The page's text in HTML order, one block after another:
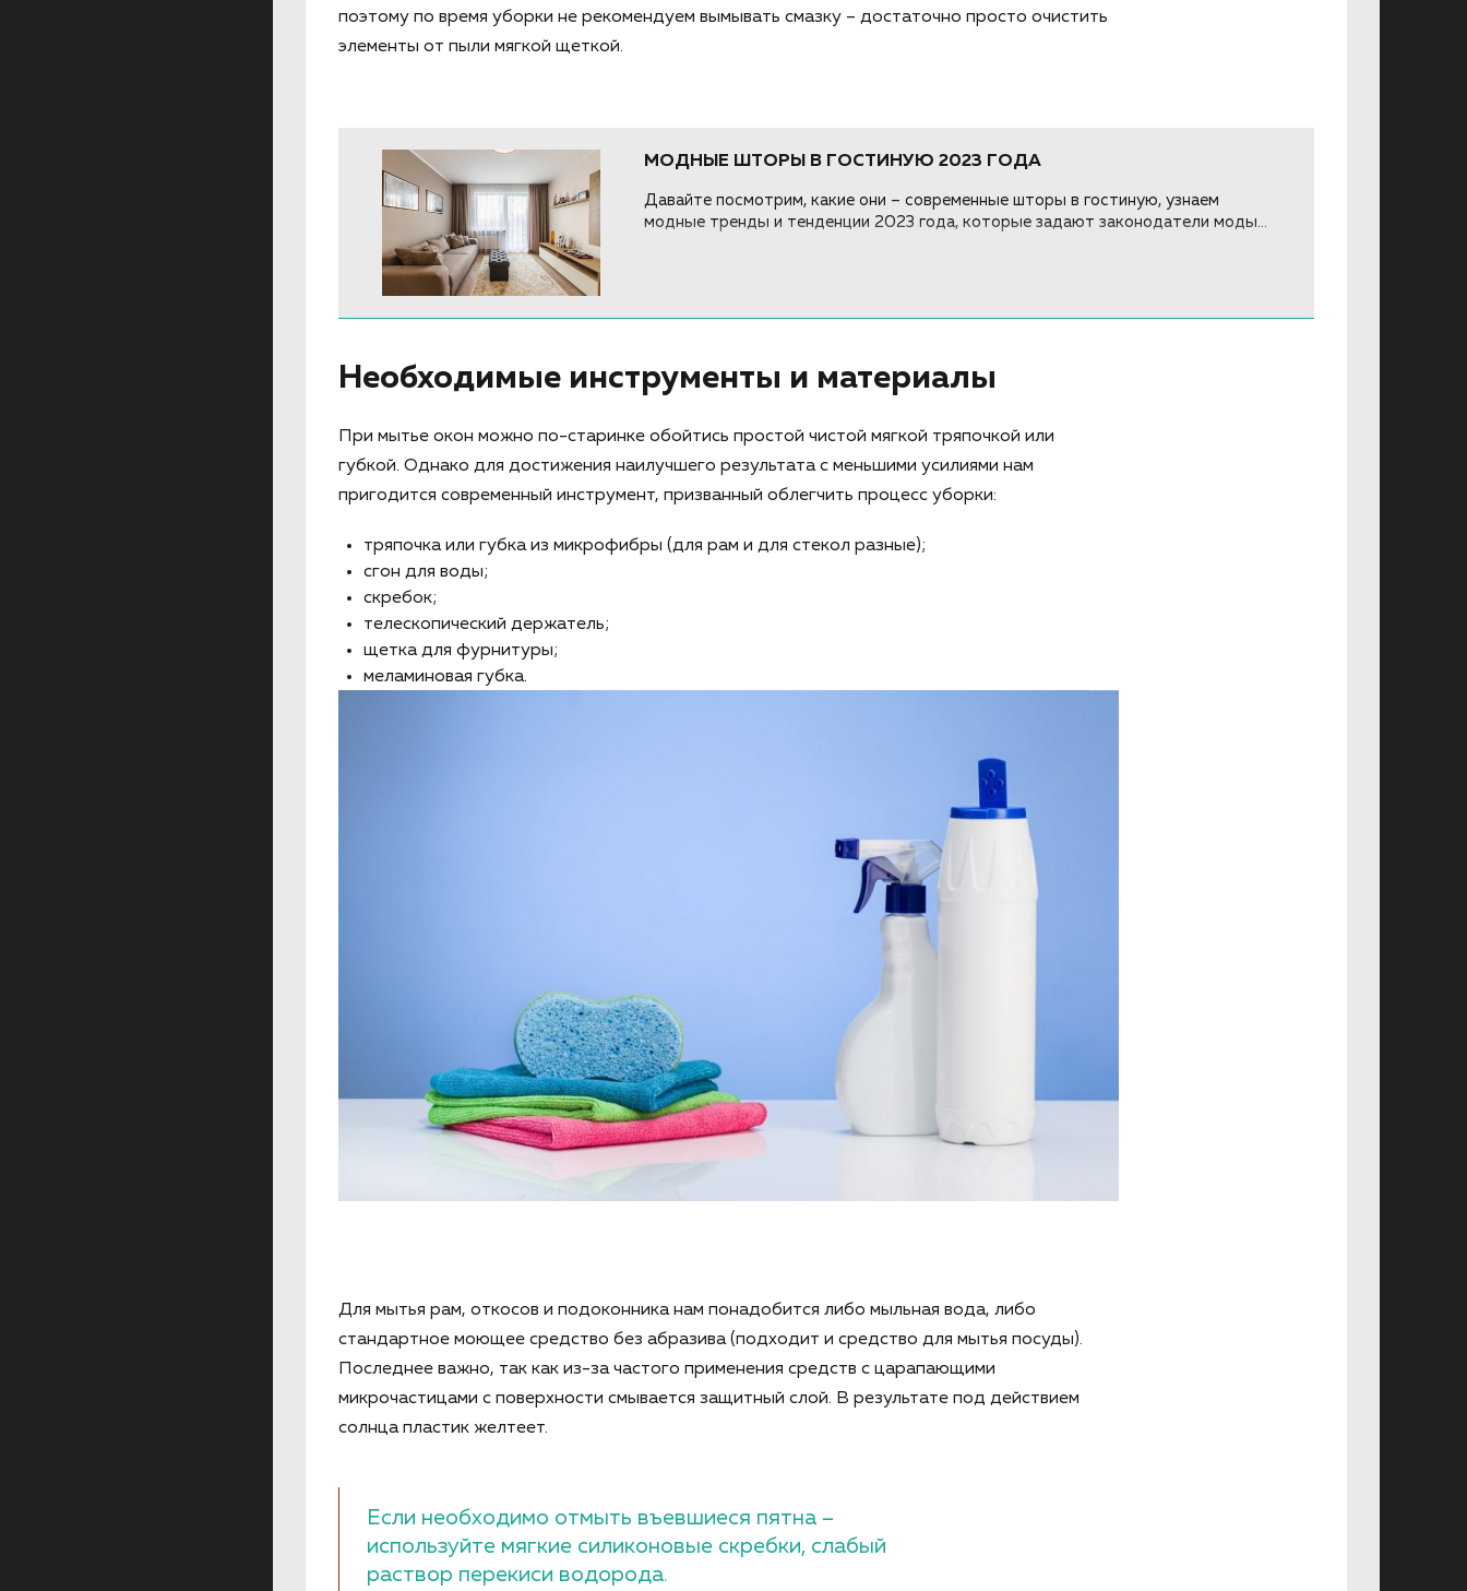
поэтому по время уборки не рекомендуем вымывать смазку – достаточно просто очистить
элементы от пыли мягкой щеткой.
МОДНЫЕ ШТОРЫ В ГОСТИНУЮ 2023 ГОДА
Давайте посмотрим, какие они – современные шторы в гостиную, узнаем
модные тренды и тенденции 2023 года, которые задают законодатели моды...
Необходимые инструменты и материалы
При мытье окон можно по-старинке обойтись простой чистой мягкой тряпочкой или
губкой. Однако для достижения наилучшего результата с меньшими усилиями нам
пригодится современный инструмент, призванный облегчить процесс уборки:
тряпочка или губка из микрофибры (для рам и для стекол разные);
сгон для воды;
скребок;
телескопический держатель;
щетка для фурнитуры;
меламиновая губка.
Для мытья рам, откосов и подоконника нам понадобится либо мыльная вода, либо
стандартное моющее средство без абразива (подходит и средство для мытья посуды).
Последнее важно, так как из-за частого применения средств с царапающими
микрочастицами с поверхности смывается защитный слой. В результате под действием
солнца пластик желтеет.
Если необходимо отмыть въевшиеся пятна –
используйте мягкие силиконовые скребки, слабый
раствор перекиси водорода.